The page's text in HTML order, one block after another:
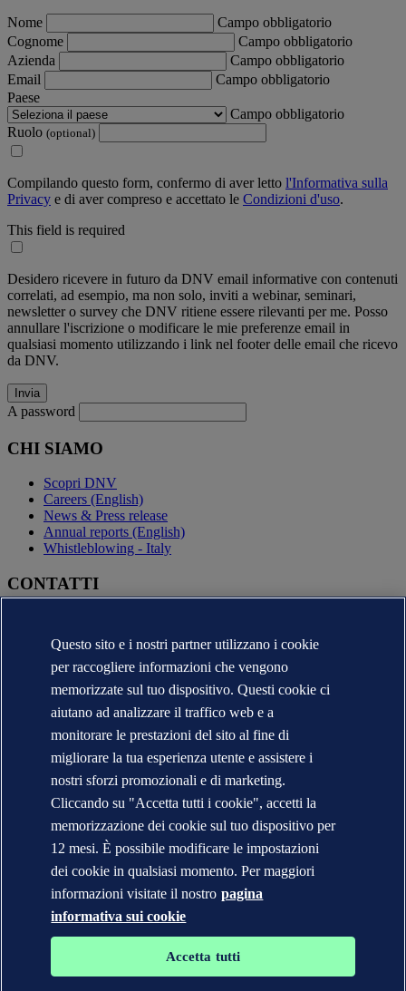
Nome
Campo obbligatorio
Cognome
Campo obbligatorio
Azienda
Campo obbligatorio
Email
Campo obbligatorio
Paese
Campo obbligatorio
Ruolo (optional)
Compilando questo form, confermo di aver letto l'Informativa sulla
Privacy e di aver compreso e accettato le Condizioni d'uso.
This field is required
Desidero ricevere in futuro da DNV email informative con contenuti
correlati, ad esempio, ma non solo, inviti a webinar, seminari,
newsletter o survey che DNV ritiene essere rilevanti per me. Posso
annullare l'iscrizione o modificare le mie preferenze email in
qualsiasi momento utilizzando i link nel footer delle email che ricevo
da DNV.
A password
CHI SIAMO
Scopri DNV
Careers (English)
News & Press release
Annual reports (English)
Whistleblowing - Italy
CONTATTI
Contatti per la stampa
Segnalazioni e Reclami
Cambio Ragione Sociale
indirizzo posta certificata
Veracity (English)
Informativa sulla privacy
Condizioni d'uso
Copyright © DNV 2026
DNV* in Italia - Ragioni Sociali e Partite I.V.A.
Informazioni sui cookies
Questo sito e i nostri partner utilizzano i cookie
per raccogliere informazioni che vengono
memorizzate sul tuo dispositivo. Questi cookie ci
aiutano ad analizzare il traffico web e a
monitorare le prestazioni del sito al fine di
migliorare la tua esperienza utente e assistere i
nostri sforzi promozionali e di marketing.
Cliccando su "Accetta tutti i cookie", accetti la
memorizzazione dei cookie sul tuo dispositivo per
12 mesi. È possibile modificare le impostazioni
dei cookie in qualsiasi momento. Per maggiori
informazioni visitate il nostro pagina
informativa sui cookie
Accetta tutti